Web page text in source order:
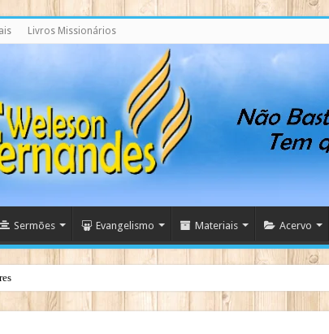
Livros Missionários
Sermões Evangelismo Materiais Acervo